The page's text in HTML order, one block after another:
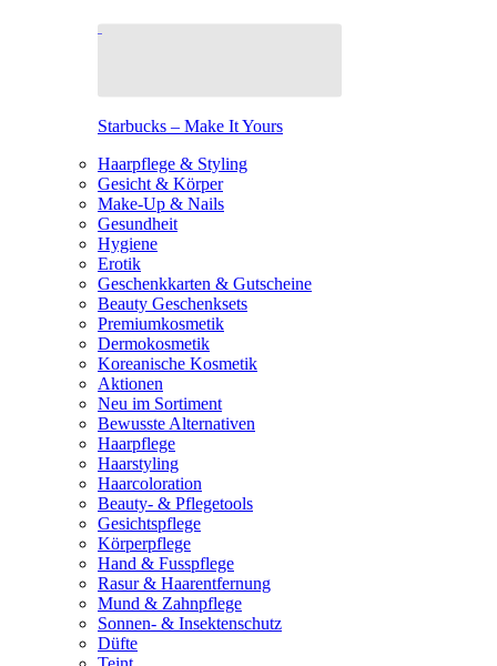
Starbucks – Make It Yours
Haarpflege & Styling
Gesicht & Körper
Make-Up & Nails
Gesundheit
Hygiene
Erotik
Geschenkkarten & Gutscheine
Beauty Geschenksets
Premiumkosmetik
Dermokosmetik
Koreanische Kosmetik
Aktionen
Neu im Sortiment
Bewusste Alternativen
Haarpflege
Haarstyling
Haarcoloration
Beauty- & Pflegetools
Gesichtspflege
Körperpflege
Hand & Fusspflege
Rasur & Haarentfernung
Mund & Zahnpflege
Sonnen- & Insektenschutz
Düfte